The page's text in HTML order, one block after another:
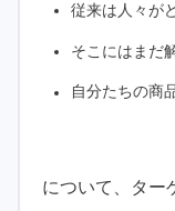
従来は人々が
そこにはまだ
自分たちの商
について、ター